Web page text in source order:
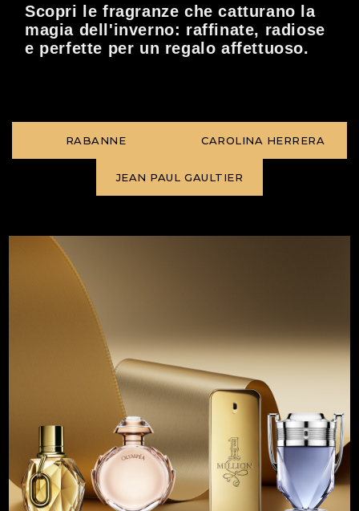
Scopri le fragranze che catturano la
magia dell'inverno: raffinate, radiose
e perfette per un regalo affettuoso.
RABANNE CAROLINA HERRERA
JEAN PAUL GAULTIER